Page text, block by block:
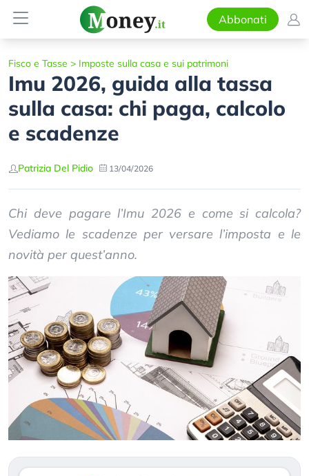
Abbonati
Fisco e Tasse > Imposte sulla casa e sui patrimoni
Imu 2026, guida alla tassa
sulla casa: chi paga, calcolo
e scadenze
Patrizia Del Pidio 13/04/2026
Chi deve pagare l’Imu 2026 e come si calcola?
Vediamo le scadenze per versare l’imposta e le
novità per quest’anno.